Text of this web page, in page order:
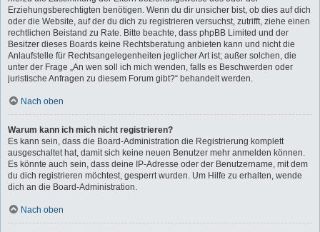
Erziehungsberechtigten benötigen. Wenn du dir unsicher bist, ob dies auf dich
oder die Website, auf der du dich zu registrieren versuchst, zutrifft, ziehe einen
rechtlichen Beistand zu Rate. Bitte beachte, dass phpBB Limited und der
Besitzer dieses Boards keine Rechtsberatung anbieten kann und nicht die
Anlaufstelle für Rechtsangelegenheiten jeglicher Art ist; außer solchen, die
unter der Frage „An wen soll ich mich wenden, falls es Beschwerden oder
juristische Anfragen zu diesem Forum gibt?“ behandelt werden.
Nach oben
Warum kann ich mich nicht registrieren?
Es kann sein, dass die Board-Administration die Registrierung komplett
ausgeschaltet hat, damit sich keine neuen Benutzer mehr anmelden können.
Es könnte auch sein, dass deine IP-Adresse oder der Benutzername, mit dem
du dich registrieren möchtest, gesperrt wurden. Um Hilfe zu erhalten, wende
dich an die Board-Administration.
Nach oben